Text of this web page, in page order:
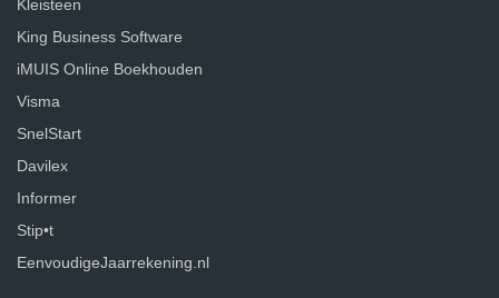
Kleisteen
King Business Software
iMUIS Online Boekhouden
Visma
SnelStart
Davilex
Informer
Stip•t
EenvoudigeJaarrekening.nl